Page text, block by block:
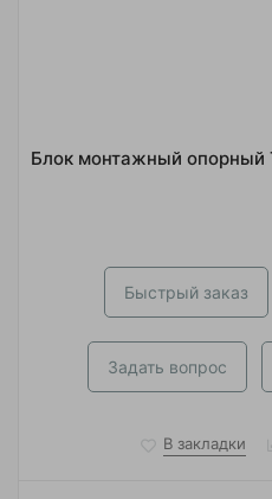
Блок монтажный опорный
Быстрый заказ
Задать вопрос
В закладки